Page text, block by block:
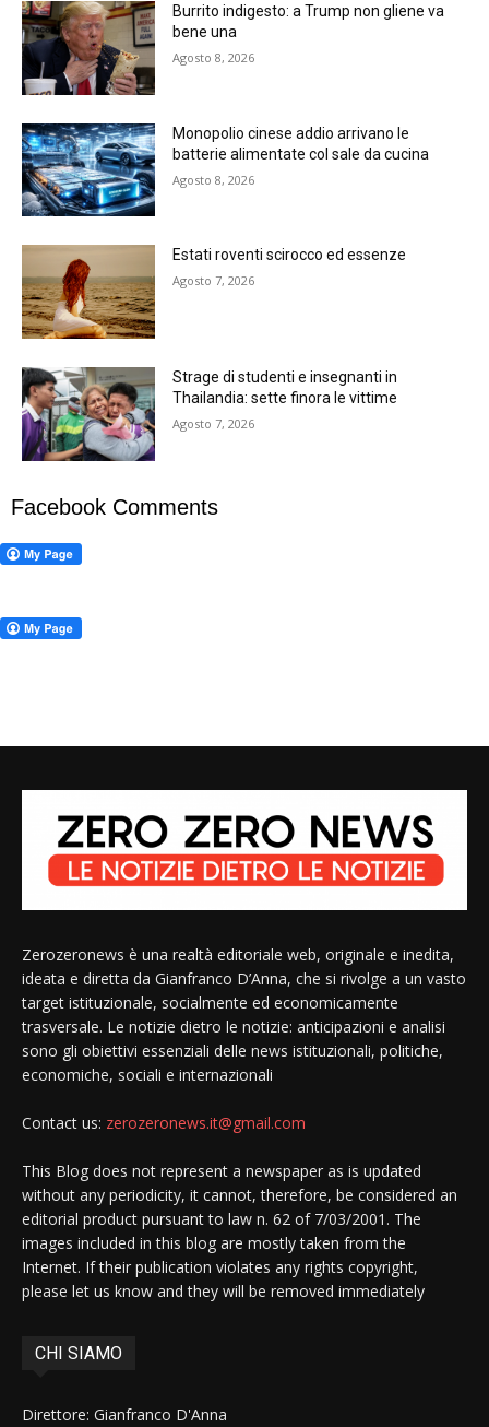
Burrito indigesto: a Trump non gliene va
bene una
Agosto 8, 2026
Monopolio cinese addio arrivano le
batterie alimentate col sale da cucina
Agosto 8, 2026
Estati roventi scirocco ed essenze
Agosto 7, 2026
Strage di studenti e insegnanti in
Thailandia: sette finora le vittime
Agosto 7, 2026
Facebook Comments
Zerozeronews è una realtà editoriale web, originale e inedita,
ideata e diretta da Gianfranco D’Anna, che si rivolge a un vasto
target istituzionale, socialmente ed economicamente
trasversale. Le notizie dietro le notizie: anticipazioni e analisi
sono gli obiettivi essenziali delle news istituzionali, politiche,
economiche, sociali e internazionali
Contact us: zerozeronews.it@gmail.com
This Blog does not represent a newspaper as is updated
without any periodicity, it cannot, therefore, be considered an
editorial product pursuant to law n. 62 of 7/03/2001. The
images included in this blog are mostly taken from the
Internet. If their publication violates any rights copyright,
please let us know and they will be removed immediately
CHI SIAMO
Direttore: Gianfranco D'Anna